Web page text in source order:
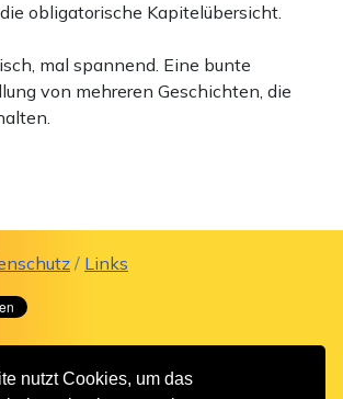
nutzt Cookies, um das
obligatorische Kapitelübersicht.
mal spannend. Eine bunte
von mehreren Geschichten, die
/ Links